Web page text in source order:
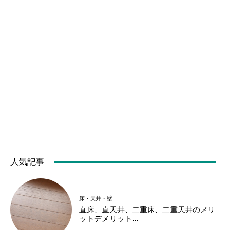
人気記事
床・天井・壁
直床、直天井、二重床、二重天井のメリ
ットデメリット...